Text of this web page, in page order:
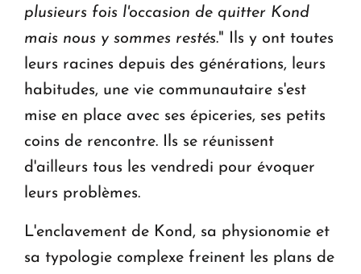
plusieurs fois l'occasion de quitter Kond
mais nous y sommes restés." Ils y ont toutes
leurs racines depuis des générations, leurs
habitudes, une vie communautaire s'est
mise en place avec ses épiceries, ses petits
coins de rencontre. Ils se réunissent
d'ailleurs tous les vendredi pour évoquer
leurs problèmes.
L'enclavement de Kond, sa physionomie et
sa typologie complexe freinent les plans de